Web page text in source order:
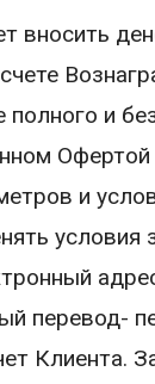
вносить
и
и
условия
перевод-
Клиента.